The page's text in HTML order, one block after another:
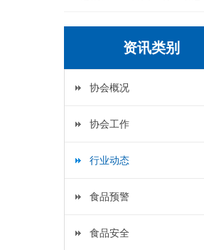
资讯类别
协会概况
协会工作
行业动态
食品预警
食品安全